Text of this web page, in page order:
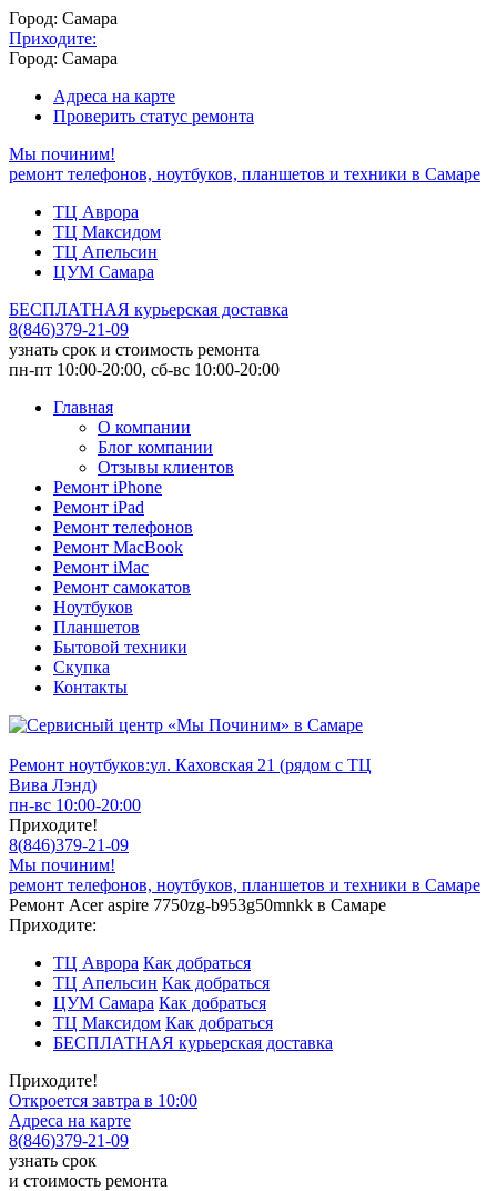
Город: Самара
Приходите:
Город: Самара
Адреса на карте
Проверить статус ремонта
Мы починим!
ремонт телефонов, ноутбуков, планшетов и техники в Самаре
ТЦ Аврора
ТЦ Максидом
ТЦ Апельсин
ЦУМ Самара
БЕСПЛАТНАЯ курьерская доставка
8(846)379-21-09
узнать срок и стоимость ремонта
пн-пт 10:00-20:00, сб-вс 10:00-20:00
Главная
О компании
Блог компании
Отзывы клиентов
Ремонт iPhone
Ремонт iPad
Ремонт телефонов
Ремонт MacBook
Ремонт iMac
Ремонт самокатов
Ноутбуков
Планшетов
Бытовой техники
Скупка
Контакты
Ремонт ноутбуков:ул. Каховская 21 (рядом с ТЦ
Вива Лэнд)
пн-вс 10:00-20:00
Приходите!
8(846)379-21-09
Мы починим!
ремонт телефонов, ноутбуков, планшетов и техники в Самаре
Ремонт Acer aspire 7750zg-b953g50mnkk в Самаре
Приходите:
ТЦ Аврора Как добраться
ТЦ Апельсин Как добраться
ЦУМ Самара Как добраться
ТЦ Максидом Как добраться
БЕСПЛАТНАЯ курьерская доставка
Приходите!
Откроется завтра в 10:00
Адреса на карте
8(846)379-21-09
узнать срок
и стоимость ремонта